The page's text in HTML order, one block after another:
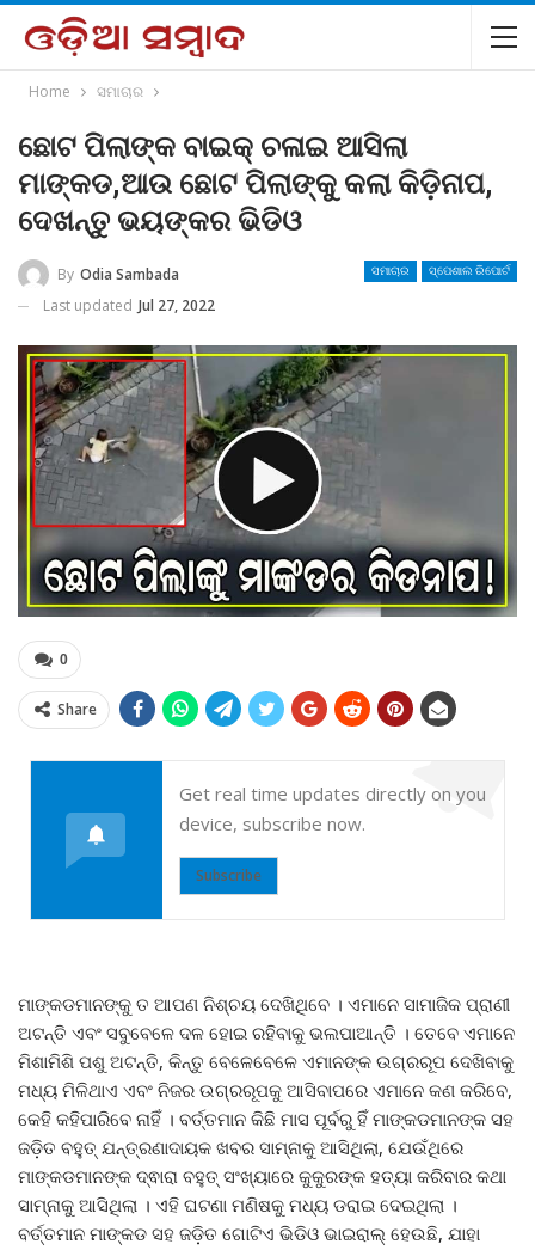
Home ସମାଚାର
ଛୋଟ ପିଲାଙ୍କ ବାଇକ୍ ଚଳାଇ ଆସିଲା
ମାଙ୍କଡ,ଆଉ ଛୋଟ ପିଲାଙ୍କୁ କଲା କିଡ଼ିନାପ,
ଦେଖନ୍ତୁ ଭୟଙ୍କର ଭିଡିଓ
ସମାଚାର ସ୍ପେଶାଲ ରିପୋର୍ଟ
By Odia Sambada
Last updated Jul 27, 2022
0
Share
Get real time updates directly on you
device, subscribe now.
Subscribe
ମାଙ୍କଡମାନଙ୍କୁ ତ ଆପଣ ନିଶ୍ଚୟ ଦେଖିଥିବେ । ଏମାନେ ସାମାଜିକ ପ୍ରାଣୀ
ଅଟନ୍ତି ଏବଂ ସବୁବେଳେ ଦଳ ହୋଇ ରହିବାକୁ ଭଲପାଆନ୍ତି । ତେବେ ଏମାନେ
ମିଶାମିଶି ପଶୁ ଅଟନ୍ତି, କିନ୍ତୁ ବେଳେବେଳେ ଏମାନଙ୍କ ଉଗ୍ରରୂପ ଦେଖିବାକୁ
ମଧ୍ୟ ମିଳିଥାଏ ଏବଂ ନିଜର ଉଗ୍ରରୂପକୁ ଆସିବାପରେ ଏମାନେ କଣ କରିବେ,
କେହି କହିପାରିବେ ନାହିଁ । ବର୍ତ୍ତମାନ କିଛି ମାସ ପୂର୍ବରୁ ହିଁ ମାଙ୍କଡମାନଙ୍କ ସହ
ଜଡ଼ିତ ବହୁତ୍ ଯନ୍ତ୍ରଣାଦାୟକ ଖବର ସାମ୍ନାକୁ ଆସିଥିଲା, ଯେଉଁଥିରେ
ମାଙ୍କଡମାନଙ୍କ ଦ୍ଵାରା ବହୁତ୍ ସଂଖ୍ୟାରେ କୁକୁରଙ୍କ ହତ୍ୟା କରିବାର କଥା
ସାମ୍ନାକୁ ଆସିଥିଲା । ଏହି ଘଟଣା ମଣିଷକୁ ମଧ୍ୟ ଡରାଇ ଦେଇଥିଲା ।
ବର୍ତ୍ତମାନ ମାଙ୍କଡ ସହ ଜଡ଼ିତ ଗୋଟିଏ ଭିଡିଓ ଭାଇରାଲ୍ ହେଉଛି, ଯାହା